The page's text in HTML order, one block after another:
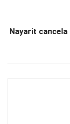
Nayarit